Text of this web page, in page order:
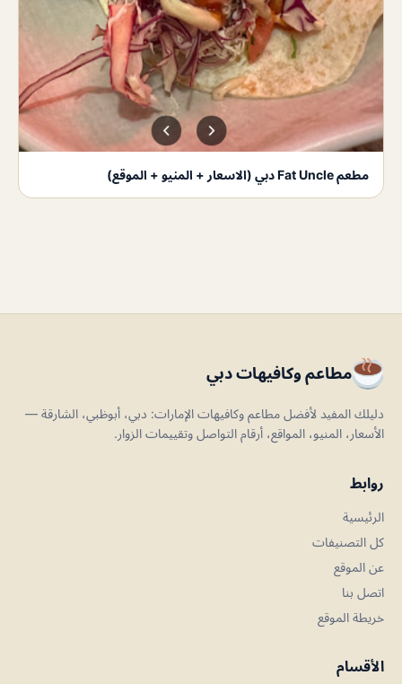
مطعم Fat Uncle دبي (الاسعار + المنيو + الموقع)
مطاعم وكافيهات دبي
دليلك المفيد لأفضل مطاعم وكافيهات الإمارات: دبي، أبوظبي، الشارقة —
الأسعار، المنيو، المواقع، أرقام التواصل وتقييمات الزوار.
روابط
الرئيسية
كل التصنيفات
عن الموقع
اتصل بنا
خريطة الموقع
الأقسام